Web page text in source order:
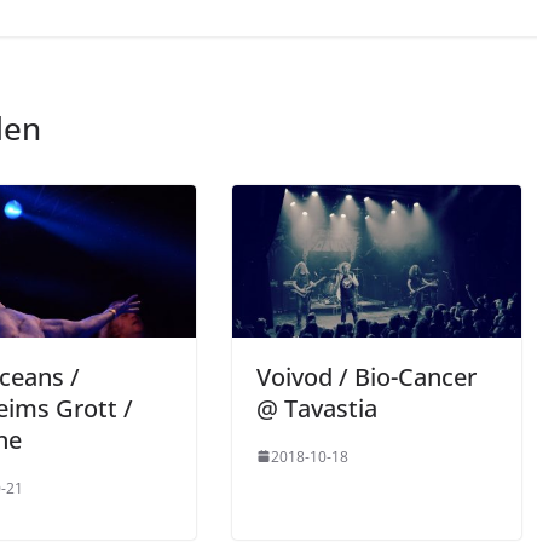
/
Grott /
21
Voivod / Bio-Cancer
@ Tavastia
2018-10-18